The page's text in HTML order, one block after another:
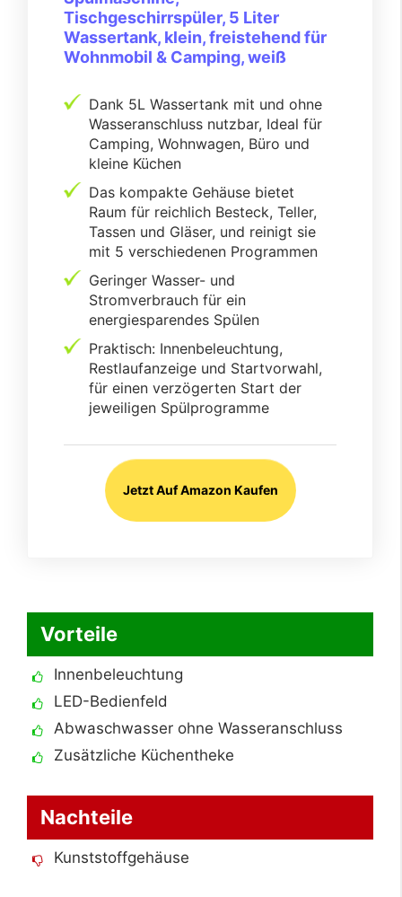
Tischgeschirrspüler, 5 Liter
Wassertank, klein, freistehend für
Wohnmobil & Camping, weiß
Dank 5L Wassertank mit und ohne
Wasseranschluss nutzbar, Ideal für
Camping, Wohnwagen, Büro und
kleine Küchen
Das kompakte Gehäuse bietet
Raum für reichlich Besteck, Teller,
Tassen und Gläser, und reinigt sie
mit 5 verschiedenen Programmen
Geringer Wasser- und
Stromverbrauch für ein
energiesparendes Spülen
Praktisch: Innenbeleuchtung,
Restlaufanzeige und Startvorwahl,
für einen verzögerten Start der
jeweiligen Spülprogramme
Jetzt Auf Amazon Kaufen
Vorteile
Innenbeleuchtung
LED-Bedienfeld
Abwaschwasser ohne Wasseranschluss
Zusätzliche Küchentheke
Nachteile
Kunststoffgehäuse